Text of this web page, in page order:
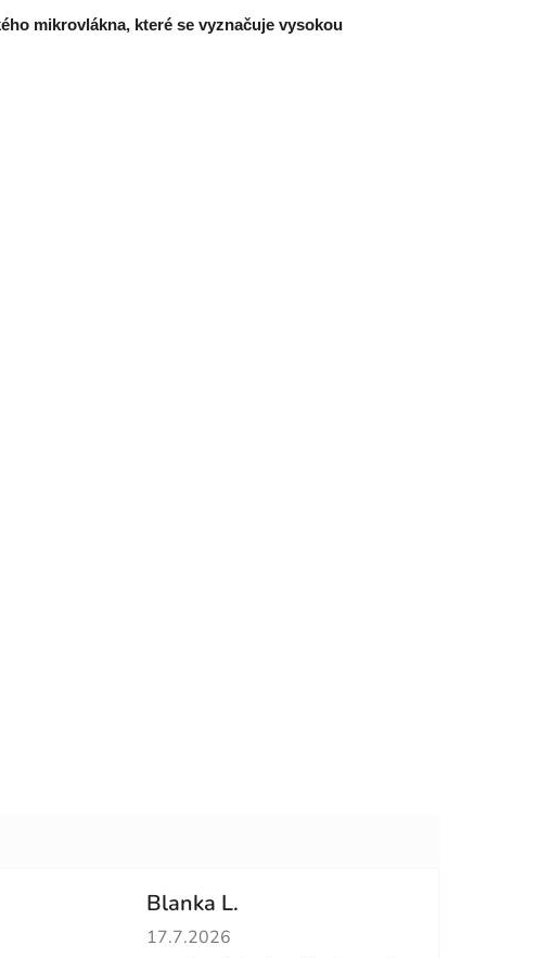
mikrovlákna, které se vyznačuje vysokou
5 z 5 hvězdiček.
Blanka L.
Hodnocení obchodu je 5 z 5 hvězdiček.
17.7.2026